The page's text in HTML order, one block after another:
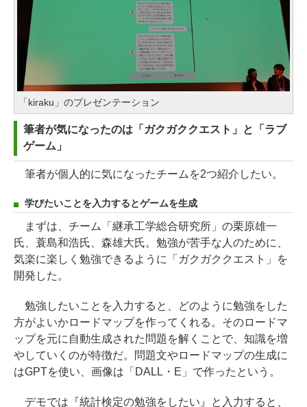
「kiraku」のプレゼンテーション
筆者が気になったのは「ガクガククエスト」と「ラブ
ゲーム」
筆者が個人的に気になったチームを2つ紹介したい。
学びたいことを入力するとゲームを生成
まずは、チーム「継承工学総合研究所」の栗原雄一
氏、蓑島和浩氏、森雄大氏。勉強が苦手な人のために、
気楽に楽しく勉強できるように「ガクガククエスト」を
開発した。
勉強したいことを入力すると、どのように勉強をした
方がよいかロードマップを作ってくれる。そのロードマ
ップを元に自動生成された問題を解くことで、知識を増
やしていくのが特徴だ。問題文やロードマップの生成に
はGPTを使い、画像は「DALL・E」で作ったという。
デモでは『統計検定の勉強をしたい』と入力すると、